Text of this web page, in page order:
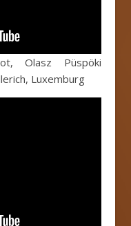
Olasz Püspöki
Luxemburg